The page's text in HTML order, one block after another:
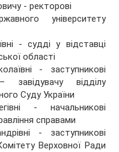
- ректорові
університету
- судді у відставці
області
- заступникові
завідувачу відділу
Суду України
- начальникові
справами
- заступникові
Верховної Ради